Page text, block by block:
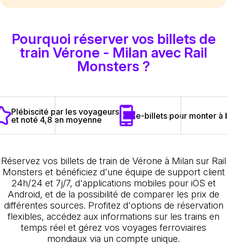
Pourquoi réserver vos billets de
train Vérone - Milan avec Rail
Monsters ?
Plébiscité par les voyageurs
et noté 4,8 en moyenne
e-billets pour monter à
Réservez vos billets de train de Vérone à Milan sur Rail
Monsters et bénéficiez d'une équipe de support client
24h/24 et 7j/7, d'applications mobiles pour iOS et
Android, et de la possibilité de comparer les prix de
différentes sources. Profitez d'options de réservation
flexibles, accédez aux informations sur les trains en
temps réel et gérez vos voyages ferroviaires
mondiaux via un compte unique.